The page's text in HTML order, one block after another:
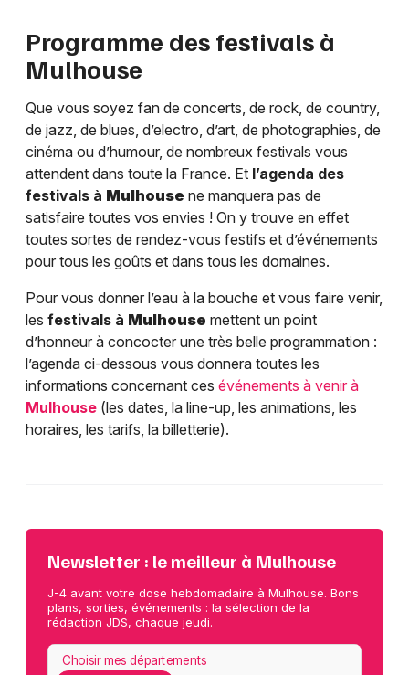
Programme des festivals à
Mulhouse
Que vous soyez fan de concerts, de rock, de country,
de jazz, de blues, d’electro, d’art, de photographies, de
cinéma ou d’humour, de nombreux festivals vous
attendent dans toute la France. Et l’agenda des
festivals à Mulhouse ne manquera pas de
satisfaire toutes vos envies ! On y trouve en effet
toutes sortes de rendez-vous festifs et d’événements
pour tous les goûts et dans tous les domaines.
Pour vous donner l’eau à la bouche et vous faire venir,
les festivals à Mulhouse mettent un point
d’honneur à concocter une très belle programmation :
l’agenda ci-dessous vous donnera toutes les
informations concernant ces événements à venir à
Mulhouse (les dates, la line-up, les animations, les
horaires, les tarifs, la billetterie).
Newsletter : le meilleur à Mulhouse
J-4 avant votre dose hebdomadaire à Mulhouse. Bons
plans, sorties, événements : la sélection de la
rédaction JDS, chaque jeudi.
Choisir mes départements